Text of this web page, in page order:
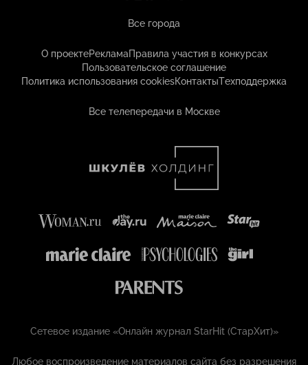
Все города
О проектеРекламаПравила участия в конкурсах
Пользовательское соглашение
Политика использования cookiesКонтактыТехподдержка
Все телепередачи в Москве
Сетевое издание «Онлайн журнал StarHit (СтарХит)»
Любое воспроизведение материалов сайта без разрешения